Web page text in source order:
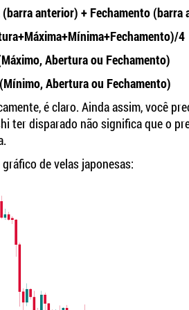
anterior) + Fechamento
4
Abertura ou Fechamento)
Abertura ou Fechamento)
é claro. Ainda assim, você
ter disparado não significa que o
de velas japonesas: